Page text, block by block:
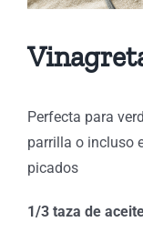
Perfecta para
parrilla o incluso
picados
1/3 taza de